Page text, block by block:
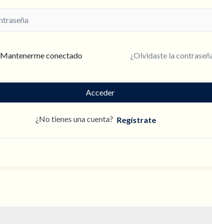
Mantenerme conectado ¿Olvidaste la
Acceder
¿No tienes una cuenta?